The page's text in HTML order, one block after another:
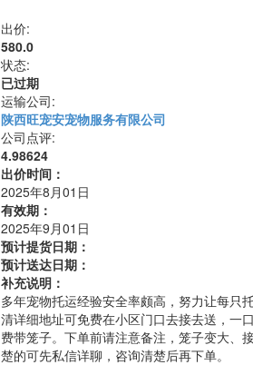
出价:
580.0
状态:
已过期
运输公司:
陕西旺宠安宠物服务有限公司
公司点评:
4.98624
出价时间：
2025年8月01日
有效期：
2025年9月01日
预计提货日期：
预计送达日期：
补充说明：
多年宠物托运经验安全率颇高，努力让每只
清详细地址可免费在小区门口去接去送，一
费带笼子。下单前请注意备注，笼子变大、
楚的可先私信详聊，咨询清楚后再下单。